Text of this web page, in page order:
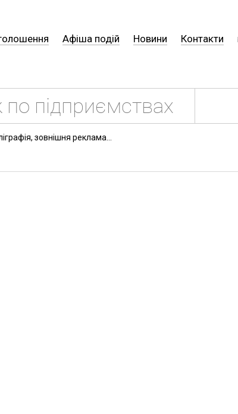
Афіша подій Новини Контакти
зовнішня реклама...